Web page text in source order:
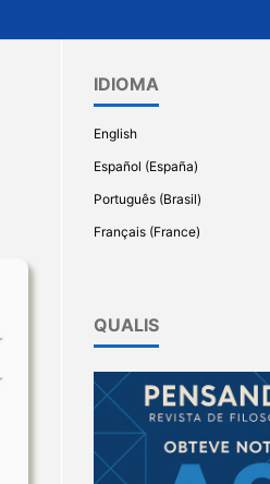
IDIOMA
English
Español (España)
Português (Brasil)
Français (France)
QUALIS